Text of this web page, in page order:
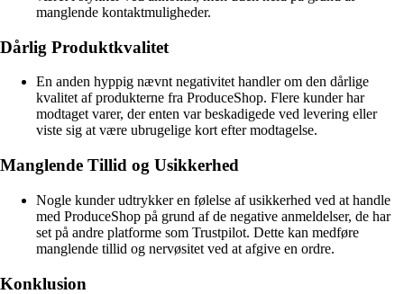
manglende kontaktmuligheder.
Dårlig Produktkvalitet
En anden hyppig nævnt negativitet handler om den dårlige
kvalitet af produkterne fra ProduceShop. Flere kunder har
modtaget varer, der enten var beskadigede ved levering eller
viste sig at være ubrugelige kort efter modtagelse.
Manglende Tillid og Usikkerhed
Nogle kunder udtrykker en følelse af usikkerhed ved at handle
med ProduceShop på grund af de negative anmeldelser, de har
set på andre platforme som Trustpilot. Dette kan medføre
manglende tillid og nervøsitet ved at afgive en ordre.
Konklusion